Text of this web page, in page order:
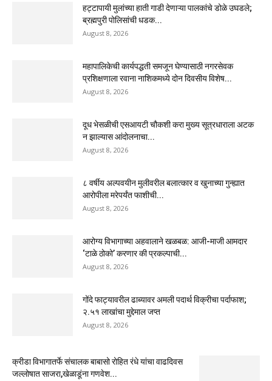
हट्टापायी मुलांच्या हाती गाडी देणाऱ्या पालकांचे डोळे उघडले;
ब्रह्मपुरी पोलिसांची धडक...
August 8, 2026
महापालिकेची कार्यपद्धती समजून घेण्यासाठी नगरसेवक
प्रशिक्षणाला रवाना नाशिकमध्ये दोन दिवसीय विशेष...
August 8, 2026
दूध भेसळीची एसआयटी चौकशी करा मुख्य सूत्रधाराला अटक
न झाल्यास आंदोलनाचा...
August 8, 2026
८ वर्षीय अल्पवयीन मुलीवरील बलात्कार व खुनाच्या गुन्ह्यात
आरोपीला मरेपर्यंत फाशीची...
August 8, 2026
आरोग्य विभागाच्या अहवालाने खळबळ: आजी-माजी आमदार
‘टाळे ठोको’ करणार की प्रकल्पाची...
August 8, 2026
गोंदे फाट्यावरील ढाब्यावर अमली पदार्थ विक्रीचा पर्दाफाश;
२.५१ लाखांचा मुद्देमाल जप्त
August 8, 2026
क्रीडा विभागातर्फे संचालक बाबासो रोहित रंधे यांचा वाढदिवस
जल्लोषात साजरा,खेळाडूंना गणवेश...